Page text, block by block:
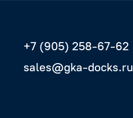
+7 (905) 258-67-62
sales@gka-docks.ru